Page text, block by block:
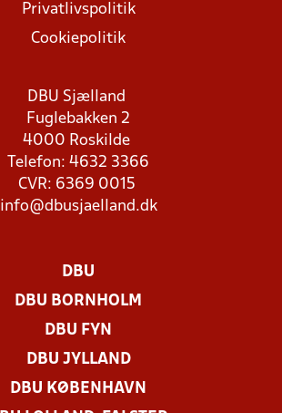
Privatlivspolitik
Cookiepolitik
DBU Sjælland
Fuglebakken 2
4000 Roskilde
Telefon: 4632 3366
CVR: 6369 0015
info@dbusjaelland.dk
DBU
DBU BORNHOLM
DBU FYN
DBU JYLLAND
DBU KØBENHAVN